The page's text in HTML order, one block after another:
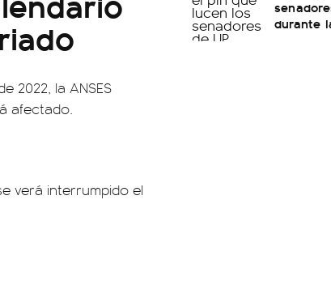
2022, la ANSES
afectado.
verá interrumpido el
durante